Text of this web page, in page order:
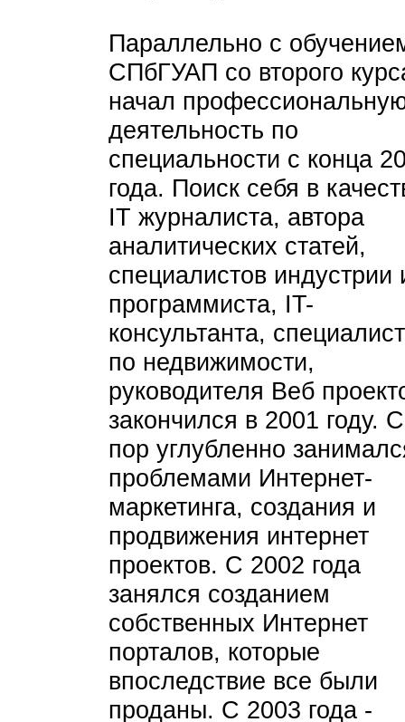
Параллельно с
СПбГУАП со второго
начал
деятельность по
специальности с конца
года. Поиск себя в
IT журналиста, автора
аналитических статей,
специалистов индустрии
программиста, IT-
консультанта,
по недвижимости,
руководителя Веб
закончился в 2001 году.
пор углубленно
проблемами Интернет-
маркетинга, создания и
продвижения интернет
проектов. С 2002 года
занялся созданием
собственных Интернет
порталов, которые
впоследствие все были
проданы. С 2003 года -